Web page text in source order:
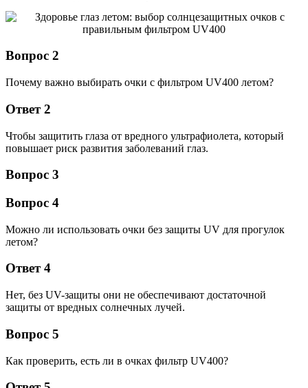
Вопрос 2
Почему важно выбирать очки с фильтром UV400 летом?
Ответ 2
Чтобы защитить глаза от вредного ультрафиолета, который
повышает риск развития заболеваний глаз.
Вопрос 3
Вопрос 4
Можно ли использовать очки без защиты UV для прогулок
летом?
Ответ 4
Нет, без UV-защиты они не обеспечивают достаточной
защиты от вредных солнечных лучей.
Вопрос 5
Как проверить, есть ли в очках фильтр UV400?